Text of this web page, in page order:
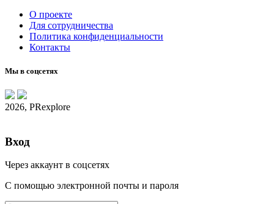
О проекте
Для сотрудничества
Политика конфиденциальности
Контакты
Мы в соцсетях
2026, PRexplore
Вход
Через аккаунт в соцсетях
С помощью электронной почты и пароля